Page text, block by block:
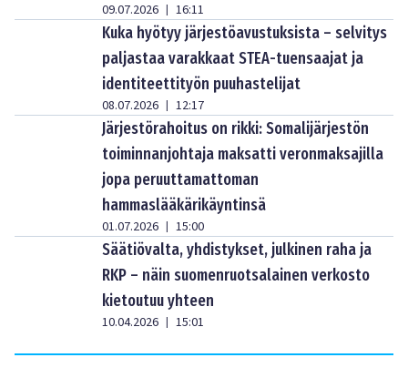
09.07.2026 | 16:11
Kuka hyötyy järjestöavustuksista – selvitys
paljastaa varakkaat STEA-tuensaajat ja
identiteettityön puuhastelijat
08.07.2026 | 12:17
Järjestörahoitus on rikki: Somalijärjestön
toiminnanjohtaja maksatti veronmaksajilla
jopa peruuttamattoman
hammaslääkärikäyntinsä
01.07.2026 | 15:00
Säätiövalta, yhdistykset, julkinen raha ja
RKP – näin suomenruotsalainen verkosto
kietoutuu yhteen
10.04.2026 | 15:01